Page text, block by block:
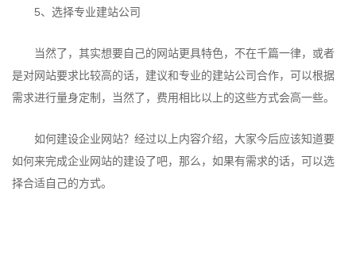
5、选择专业建站公司
当然了，其实想要自己的网站更具特色，不在千篇一律，或者
是对网站要求比较高的话，建议和专业的建站公司合作，可以根据
需求进行量身定制，当然了，费用相比以上的这些方式会高一些。
如何建设企业网站？经过以上内容介绍，大家今后应该知道要
如何来完成企业网站的建设了吧，那么，如果有需求的话，可以选
择合适自己的方式。